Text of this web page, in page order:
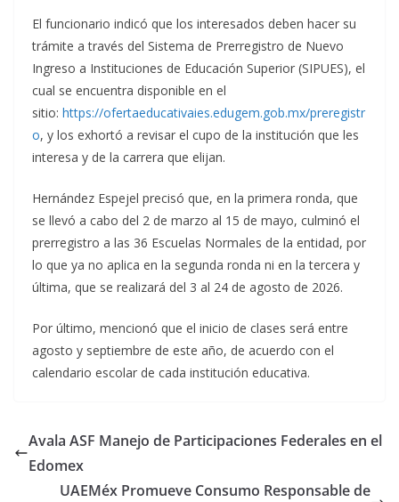
El funcionario indicó que los interesados deben hacer su
trámite a través del Sistema de Prerregistro de Nuevo
Ingreso a Instituciones de Educación Superior (SIPUES), el
cual se encuentra disponible en el
sitio: https://ofertaeducativaies.edugem.gob.mx/preregistr
o, y los exhortó a revisar el cupo de la institución que les
interesa y de la carrera que elijan.
Hernández Espejel precisó que, en la primera ronda, que
se llevó a cabo del 2 de marzo al 15 de mayo, culminó el
prerregistro a las 36 Escuelas Normales de la entidad, por
lo que ya no aplica en la segunda ronda ni en la tercera y
última, que se realizará del 3 al 24 de agosto de 2026.
Por último, mencionó que el inicio de clases será entre
agosto y septiembre de este año, de acuerdo con el
calendario escolar de cada institución educativa.
Avala ASF Manejo de Participaciones Federales en el
Edomex
UAEMéx Promueve Consumo Responsable de